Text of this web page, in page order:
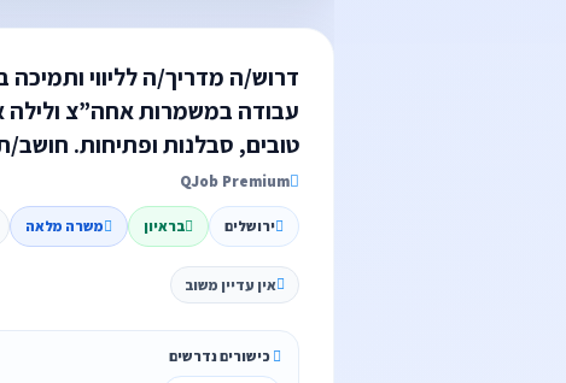
דרוש/ה מדריך/ה לליווי
עבודה במשמרות אחה”צ ולילה
טובים, סבלנות ופתיחות.
QJob Premium
ירושלים בראיון משרה מלאה
אין עדיין משוב
כישורים נדרשים